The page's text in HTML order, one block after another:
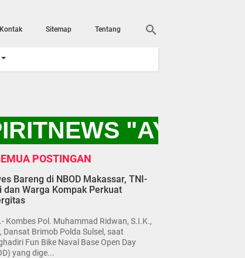
Kontak Sitemap Tentang
"AYO KITA
POSTINGAN
Bareng di NBOD Makassar, TNI-
dan Warga Kompak Perkuat
Kombes Pol. Muhammad Ridwan, S.I.K.,
Dansat Brimob Polda Sulsel, saat
Fun Bike Naval Base Open Day
yang dige...